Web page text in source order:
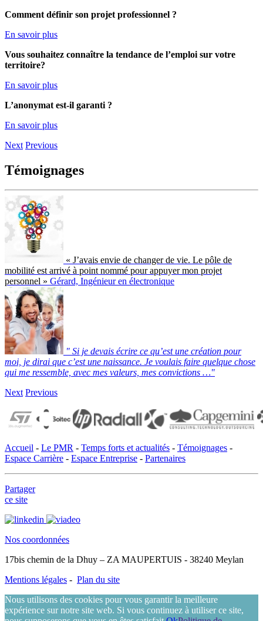
Comment définir son projet professionnel ?
En savoir plus
Vous souhaitez connaître la tendance de l’emploi sur votre
territoire?
En savoir plus
L’anonymat est-il garanti ?
En savoir plus
Next Previous
Témoignages
« J’avais envie de changer de vie. Le pôle de
mobilité est arrivé à point nommé pour appuyer mon projet
personnel » Gérard, Ingénieur en électronique
" Si je devais écrire ce qu’est une création pour
moi, je dirai que c’est une naissance. Je voulais faire quelque chose
qui me ressemble, avec mes valeurs, mes convictions …"
Next Previous
Accueil - Le PMR - Temps forts et actualités - Témoignages -
Espace Carrière - Espace Entreprise - Partenaires
Partager
ce site
Nos coordonnées
17bis chemin de la Dhuy – ZA MAUPERTUIS - 38240 Meylan
Mentions légales - Plan du site
Nous utilisons des cookies pour vous garantir la meilleure
expérience sur notre site web. Si vous continuez à utiliser ce site,